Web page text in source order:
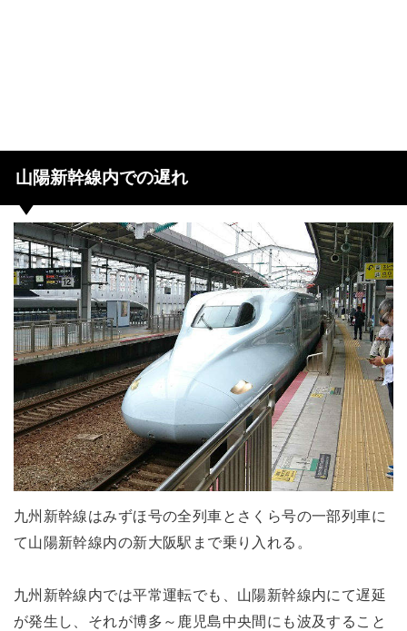
山陽新幹線内での遅れ
九州新幹線はみずほ号の全列車とさくら号の一部列車に
て山陽新幹線内の新大阪駅まで乗り入れる。
九州新幹線内では平常運転でも、山陽新幹線内にて遅延
が発生し、それが博多～鹿児島中央間にも波及すること